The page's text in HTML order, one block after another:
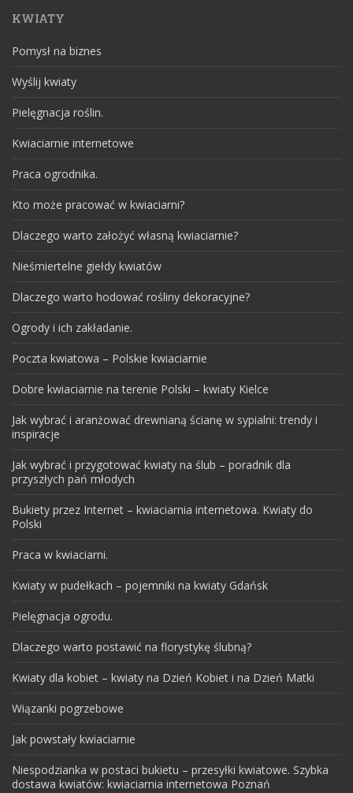
KWIATY
Pomysł na biznes
Wyślij kwiaty
Pielęgnacja roślin.
Kwiaciarnie internetowe
Praca ogrodnika.
Kto może pracować w kwiaciarni?
Dlaczego warto założyć własną kwiaciarnie?
Nieśmiertelne giełdy kwiatów
Dlaczego warto hodować rośliny dekoracyjne?
Ogrody i ich zakładanie.
Poczta kwiatowa – Polskie kwiaciarnie
Dobre kwiaciarnie na terenie Polski – kwiaty Kielce
Jak wybrać i aranżować drewnianą ścianę w sypialni: trendy i
inspiracje
Jak wybrać i przygotować kwiaty na ślub – poradnik dla
przyszłych pań młodych
Bukiety przez Internet – kwiaciarnia internetowa. Kwiaty do
Polski
Praca w kwiaciarni.
Kwiaty w pudełkach – pojemniki na kwiaty Gdańsk
Pielęgnacja ogrodu.
Dlaczego warto postawić na florystykę ślubną?
Kwiaty dla kobiet – kwiaty na Dzień Kobiet i na Dzień Matki
Wiązanki pogrzebowe
Jak powstały kwiaciarnie
Niespodzianka w postaci bukietu – przesyłki kwiatowe. Szybka
dostawa kwiatów: kwiaciarnia internetowa Poznań